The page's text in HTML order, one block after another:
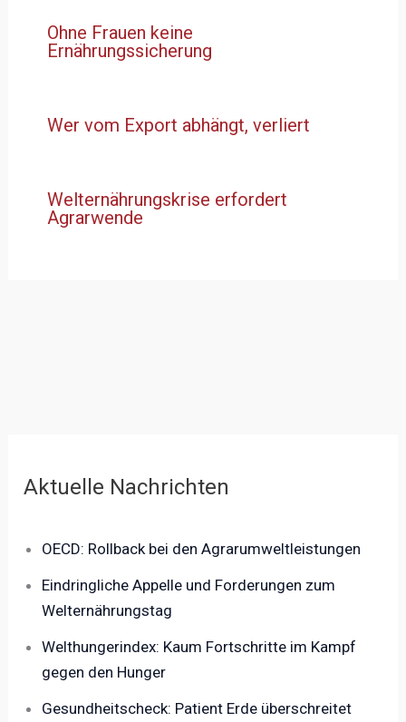
Ohne Frauen keine
Ernährungssicherung
Wer vom Export abhängt, verliert
Welternährungskrise erfordert
Agrarwende
Aktuelle Nachrichten
OECD: Rollback bei den Agrarumweltleistungen
Eindringliche Appelle und Forderungen zum
Welternährungstag
Welthungerindex: Kaum Fortschritte im Kampf
gegen den Hunger
Gesundheitscheck: Patient Erde überschreitet